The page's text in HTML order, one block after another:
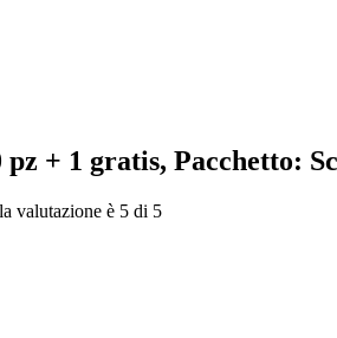
+ 1 gratis, Pacchetto:
valutazione è 5 di 5